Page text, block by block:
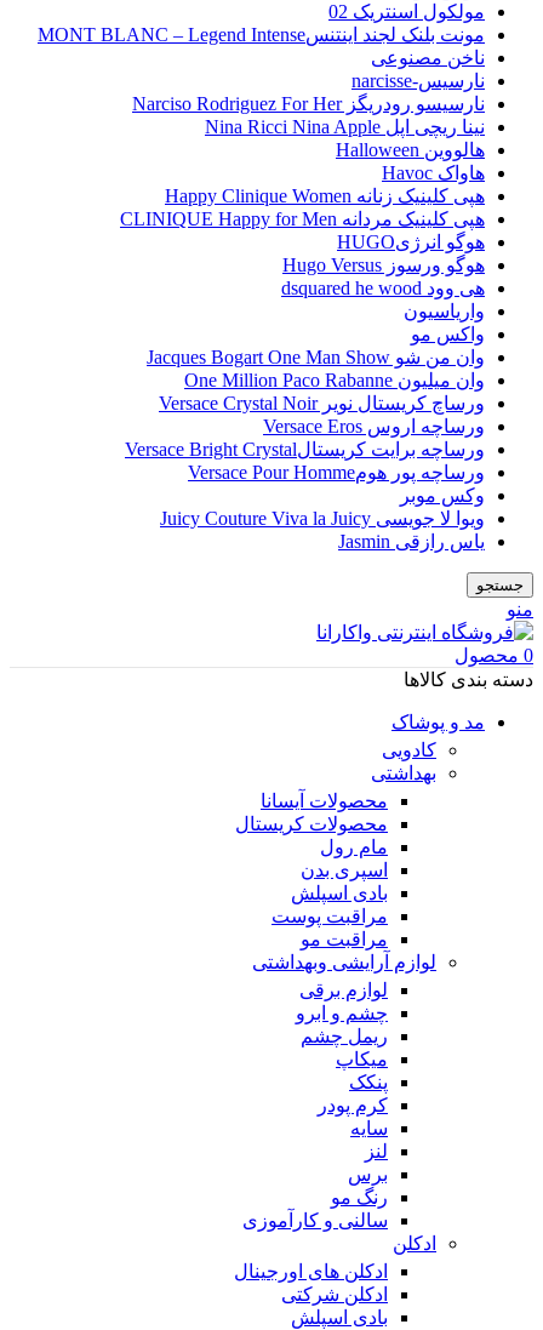
مولکول اسنتریک 02
مونت بلنک لجند اینتنسMONT BLANC – Legend Intense
ناخن مصنوعی
نارسیس-narcisse
نارسیسو رودریگز Narciso Rodriguez For Her
نینا ریچی اپل Nina Ricci Nina Apple
هالووین Halloween
هاواک Havoc
هپی کلینیک زنانه Happy Clinique Women
هپی کلینیک مردانه CLINIQUE Happy for Men
هوگو انرژیHUGO
هوگو ورسوز Hugo Versus
هی وود dsquared he wood
واریاسیون
واکس مو
وان من شو Jacques Bogart One Man Show
وان میلیون One Million Paco Rabanne
ورساچ کریستال نویر Versace Crystal Noir
ورساچه اروس Versace Eros
ورساچه برایت کریستالVersace Bright Crystal
ورساچه پور هومVersace Pour Homme
وکس موبر
ویوا لا جویسی Juicy Couture Viva la Juicy
یاس رازقی Jasmin
جستجو
منو
0 محصول
دسته بندی کالاها
مد و پوشاک
کادویی
بهداشتی
محصولات آیسانا
محصولات کریستال
مام رول
اسپری بدن
بادی اسپلش
مراقبت پوست
مراقبت مو
لوازم آرایشی وبهداشتی
لوازم برقی
چشم و ابرو
ریمل چشم
میکاپ
پنکک
کرم پودر
سایه
لنز
برس
رنگ مو
سالنی و کارآموزی
ادکلن
ادکلن های اورجینال
ادکلن شرکتی
بادی اسپلش